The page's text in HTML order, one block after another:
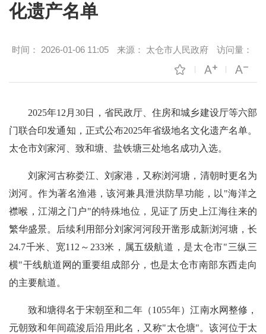
化遗产名单
时间： 2026-01-06 11:05 来源： 太仓市人民政府 访问量：
2025年12月30日，省民政厅、住房和城乡建设厅等六部
门联合印发通知，正式公布2025年省级地名文化遗产名单。
太仓市刘家河、致和塘、盐铁塘三处地名成功入选。
刘家河古称娄江、刘家港，又称浏河塘，清朝时更名为
浏河。作为著名渔港，该河兼具泄洪防旱功能，以"海洋之
襟喉，江湖之门户"的特殊地位，见证了历史上江海往来的
繁华盛景。后续利用部分刘家河河段开凿形成新浏河塘，长
24.7千米、宽112～233米，属五级航道，是太仓市"三纵三
横"干线航道网的重要组成部分，也是太仓市南部东西走向
的主要航道。
致和塘得名于宋朝至和二年（1055年）江南水网整修，
元朝致和年间疏浚后沿用此名，又称"太仓塘"。该河位于太